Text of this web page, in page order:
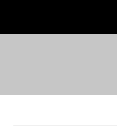
content